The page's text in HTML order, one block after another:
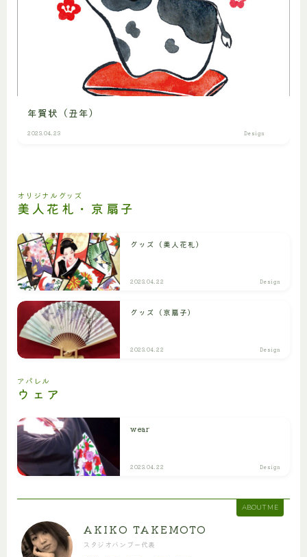
年賀状（丑年）
2023.04.23 Design
オリジナルグッズ
美人花札・京扇子
グッズ（美人花札）
2023.04.22 Design
グッズ（京扇子）
2023.04.22 Design
アパレル
ウェア
wear
2023.04.22 Design
ABOUT ME
AKIKO TAKEMOTO
スタジオバンブー代表